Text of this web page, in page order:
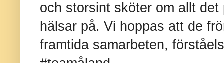
och storsint sköter om allt
hälsar på. Vi hoppas att de
framtida samarbeten,